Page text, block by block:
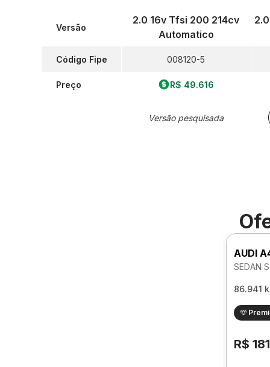
Versão
Código Fipe
Preço
2.0 16v Tfsi 200 214cv
Automatico
008120-5
R$ 49.616
Versão pesquisada
AUDI
SEDAN
86.941
R$